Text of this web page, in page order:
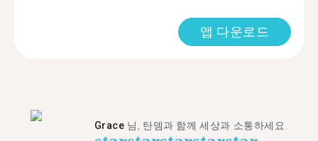
앱 다운로드
Grace 님, 탄뎀과 함께 세상과 소통하세요.